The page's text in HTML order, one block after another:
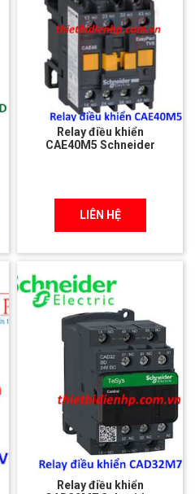
Relay điều khiển
CAE40M5 Schneider
LIÊN HỆ
Relay điều khiển